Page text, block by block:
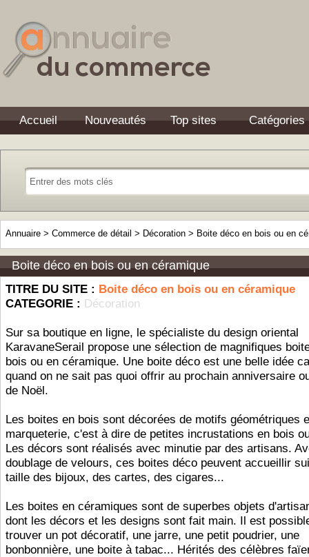
Accueil Nouveautés Top sites Catégories
Annuaire > Commerce de détail > Décoration > Boite déco en bois ou en
Boite déco en bois ou en céramique
TITRE DU SITE : Boite déco en bois ou en céramique
CATEGORIE : Décoration
Sur sa boutique en ligne, le spécialiste du design oriental
KaravaneSerail propose une sélection de magnifiques
bois ou en céramique. Une boite déco est une belle idée
quand on ne sait pas quoi offrir au prochain anniversaire
de Noël.
Les boites en bois sont décorées de motifs géométriques
marqueterie, c'est à dire de petites incrustations en bois
Les décors sont réalisés avec minutie par des artisans.
doublage de velours, ces boites déco peuvent accueillir
taille des bijoux, des cartes, des cigares...
Les boites en céramiques sont de superbes objets
dont les décors et les designs sont fait main. Il est
trouver un pot décoratif, une jarre, une petit poudrier, une
bonbonnière, une boite à tabac... Hérités des célèbres